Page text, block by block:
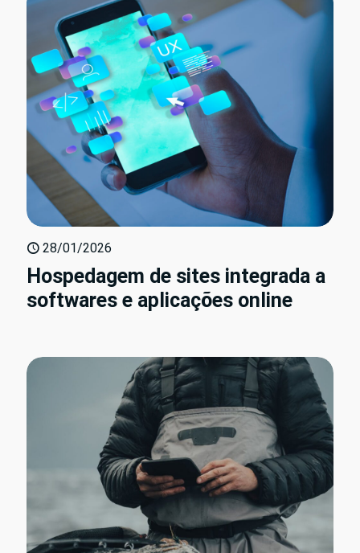
28/01/2026
Hospedagem de sites integrada a
softwares e aplicações online